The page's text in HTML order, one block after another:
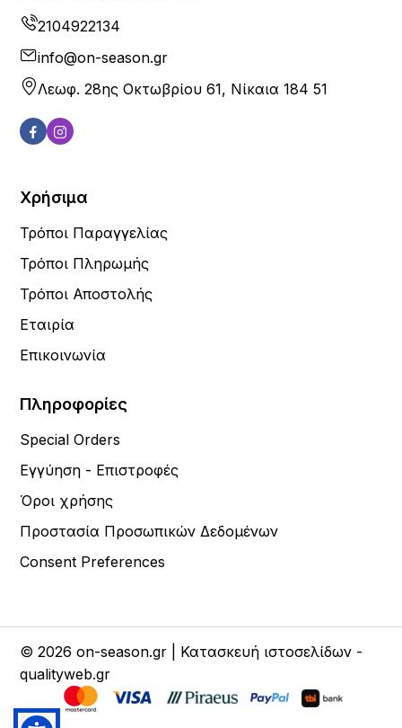
2104922134
info@on-season.gr
Λεωφ. 28ης Οκτωβρίου 61, Νίκαια 184 51
Χρήσιμα
Τρόποι Παραγγελίας
Τρόποι Πληρωμής
Τρόποι Αποστολής
Εταιρία
Επικοινωνία
Πληροφορίες
Special Orders
Εγγύηση - Επιστροφές
Όροι χρήσης
Προστασία Προσωπικών Δεδομένων
Consent Preferences
© 2026 on-season.gr | Κατασκευή ιστοσελίδων -
qualityweb.gr